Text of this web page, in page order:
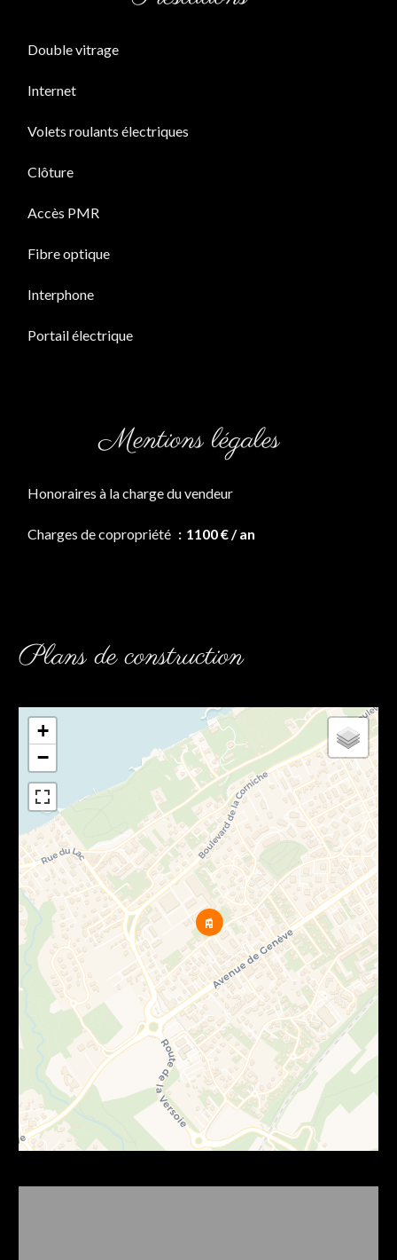
Double vitrage
Internet
Volets roulants électriques
Clôture
Accès PMR
Fibre optique
Interphone
Portail électrique
Mentions légales
Honoraires à la charge du vendeur
Charges de copropriété 1100 € / an
Plans de construction
+
−